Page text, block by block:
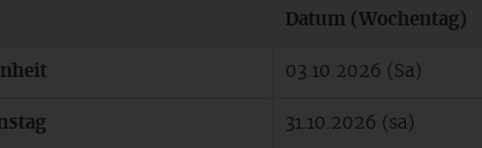
Datum (Wochentag)
03.10.2026 (Sa)
31.10.2026 (sa)